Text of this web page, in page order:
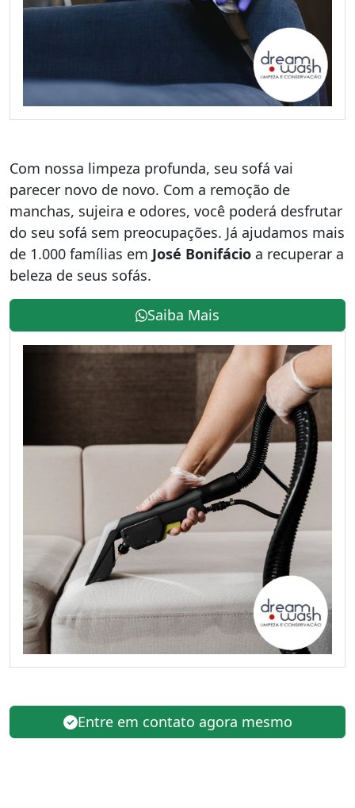
Com nossa limpeza profunda, seu sofá vai
parecer novo de novo. Com a remoção de
manchas, sujeira e odores, você poderá desfrutar
do seu sofá sem preocupações. Já ajudamos mais
de 1.000 famílias em José Bonifácio a recuperar a
beleza de seus sofás.
Saiba Mais
Entre em contato agora mesmo